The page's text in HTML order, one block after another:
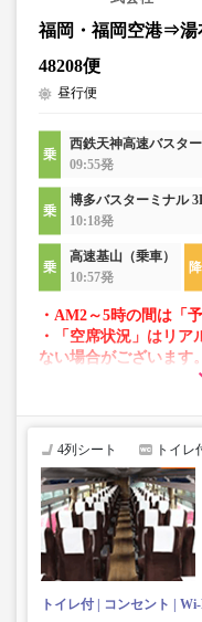
福岡・福岡空港⇒湯
48208便
昼行便
西鉄天神高速バスタ
09:55発
博多バスターミナル
10:18発
高速基山（乗車）
10:57発
・AM2～5時の間は「
・「空席状況」はリ
ない場合がございます。
・車両は予告なく変更
で、あらかじめご了承
4列シート トイレ
トイレ付 コンセント